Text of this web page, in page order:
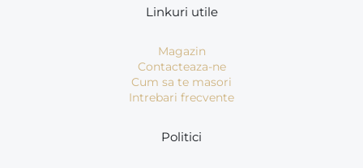
Linkuri utile
Magazin
Contacteaza-ne
Cum sa te masori
Intrebari frecvente
Politici